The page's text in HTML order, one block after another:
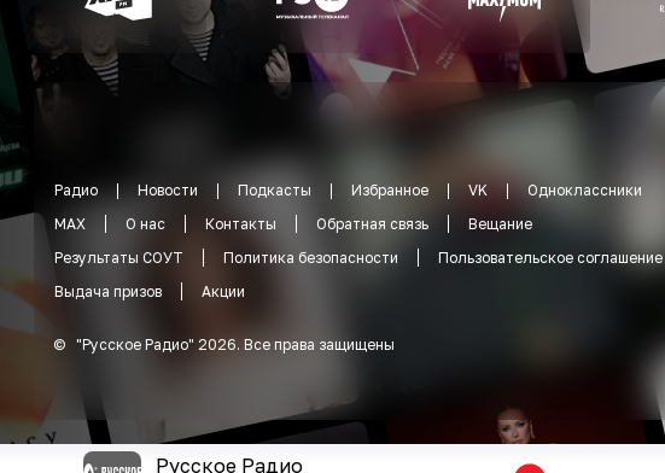
Радио Новости Подкасты Избранное VK
Одноклассники
MAX
О нас Контакты Обратная связь
Вещание
Результаты СОУТ
Политика безопасности
Пользовательское соглашение
Выдача призов
Акции
© "Русское Радио" 2026. Все права защищены
Русское Радио